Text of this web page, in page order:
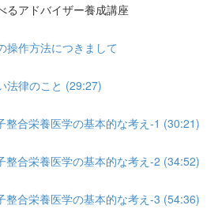
るアドバイザー養成講座
操作方法につきまして
法律のこと (29:27)
整合栄養医学の基本的な考え-1 (30:21)
整合栄養医学の基本的な考え-2 (34:52)
整合栄養医学の基本的な考え-3 (54:36)